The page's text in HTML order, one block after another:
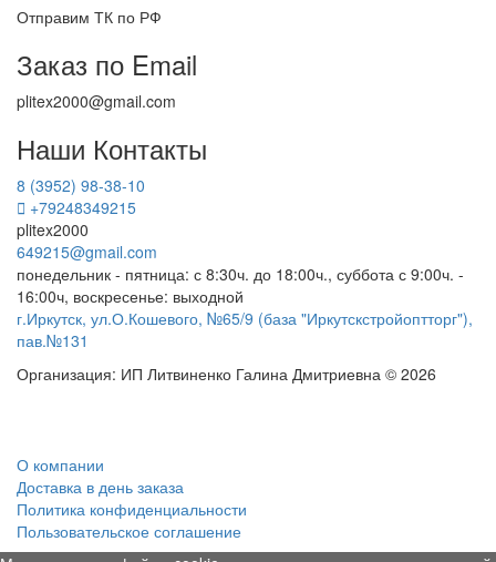
Отправим ТК по РФ
Заказ по Email
plitex2000@gmail.com
Наши Контакты
8 (3952) 98-38-10
+79248349215
plitex2000
649215@gmail.com
понедельник - пятница: с 8:30ч. до 18:00ч., суббота с 9:00ч. -
16:00ч, воскресенье: выходной
г.Иркутск, ул.О.Кошевого, №65/9 (база "Иркутскстройоптторг"),
пав.№131
Организация: ИП Литвиненко Галина Дмитриевна © 2026
О компании
Доставка в день заказа
Политика конфиденциальности
Пользовательское соглашение